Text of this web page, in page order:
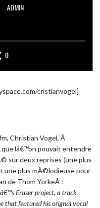
ADMIN
0
cristianvogel]
Christian Vogel, Ã
lâ€™on pouvait entendre
sur deux reprises (une plus
une plus mÃ©lodieuse pour
de Thom YorkeÂ :
Eraser project, a track
that featured his orignal vocal